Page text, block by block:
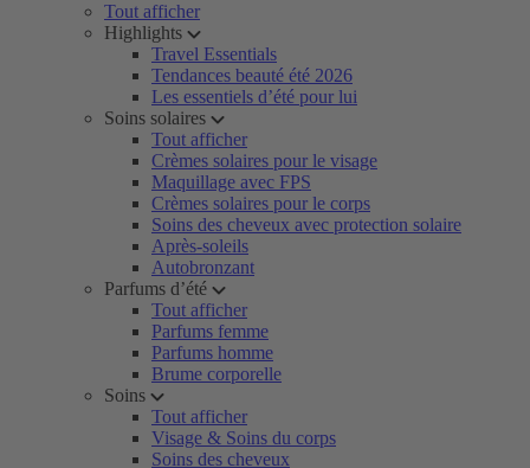
Tout afficher
Highlights
Travel Essentials
Tendances beauté été 2026
Les essentiels d’été pour lui
Soins solaires
Tout afficher
Crèmes solaires pour le visage
Maquillage avec FPS
Crèmes solaires pour le corps
Soins des cheveux avec protection solaire
Après-soleils
Autobronzant
Parfums d’été
Tout afficher
Parfums femme
Parfums homme
Brume corporelle
Soins
Tout afficher
Visage & Soins du corps
Soins des cheveux